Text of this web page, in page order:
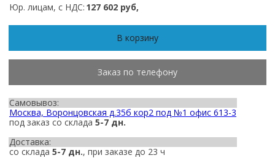
Юр. лицам, с НДС: 127 602 руб,
В корзину
Заказ по телефону
Самовывоз:
Москва, Воронцовская д.35б кор2 под №1 офис 613-3
под заказ со склада 5-7 дн.
Доставка:
со склада 5-7 дн., при заказе до 23 ч